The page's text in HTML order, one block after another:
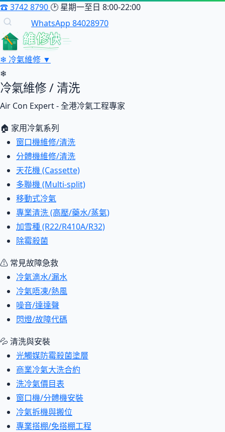
☎3742 8790 🕑 星期一至日 8:00-22:00
WhatsApp 84028970
維修快
❄ 冷氣維修 ▼
❄
冷氣維修 / 清洗
Air Con Expert - 全港冷氣工程專家
🏠 家用冷氣系列
窗口機維修/清洗
分體機維修/清洗
天花機 (Cassette)
多聯機 (Multi-split)
移動式冷氣
專業清洗 (高壓/藥水/蒸氣)
加雪種 (R22/R410A/R32)
除霉殺菌
⚠ 常見故障急救
冷氣滴水/漏水
冷氣唔凍/熱風
噪音/達達聲
閃燈/故障代碼
💦 清洗與安裝
光觸媒防霉殺菌塗層
商業冷氣大洗合約
洗冷氣價目表
窗口機/分體機安裝
冷氣拆機與搬位
專業搭棚/免搭棚工程